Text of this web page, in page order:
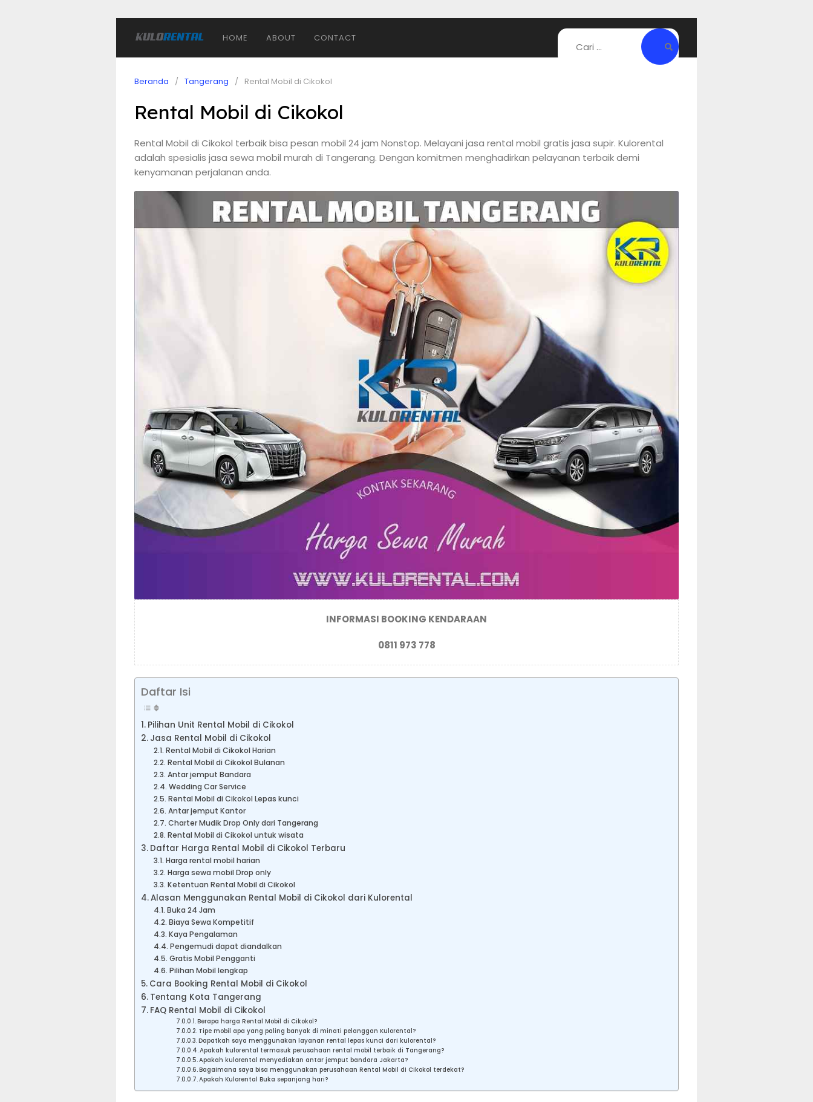
HOME ABOUT CONTACT
Beranda Tangerang Rental Mobil di Cikokol
Rental Mobil di Cikokol
Rental Mobil di Cikokol terbaik bisa pesan mobil 24 jam Nonstop. Melayani jasa rental mobil gratis jasa supir. Kulorental
adalah spesialis jasa sewa mobil murah di Tangerang. Dengan komitmen menghadirkan pelayanan terbaik demi
kenyamanan perjalanan anda.
INFORMASI BOOKING KENDARAAN
0811 973 778
Daftar Isi
Pilihan Unit Rental Mobil di Cikokol
Jasa Rental Mobil di Cikokol
Rental Mobil di Cikokol Harian
Rental Mobil di Cikokol Bulanan
Antar jemput Bandara
Wedding Car Service
Rental Mobil di Cikokol Lepas kunci
Antar jemput Kantor
Charter Mudik Drop Only dari Tangerang
Rental Mobil di Cikokol untuk wisata
Daftar Harga Rental Mobil di Cikokol Terbaru
Harga rental mobil harian
Harga sewa mobil Drop only
Ketentuan Rental Mobil di Cikokol
Alasan Menggunakan Rental Mobil di Cikokol dari Kulorental
Buka 24 Jam
Biaya Sewa Kompetitif
Kaya Pengalaman
Pengemudi dapat diandalkan
Gratis Mobil Pengganti
Pilihan Mobil lengkap
Cara Booking Rental Mobil di Cikokol
Tentang Kota Tangerang
FAQ Rental Mobil di Cikokol
Berapa harga Rental Mobil di Cikokol?
Tipe mobil apa yang paling banyak di minati pelanggan Kulorental?
Dapatkah saya menggunakan layanan rental lepas kunci dari kulorental?
Apakah kulorental termasuk perusahaan rental mobil terbaik di Tangerang?
Apakah kulorental menyediakan antar jemput bandara Jakarta?
Bagaimana saya bisa menggunakan perusahaan Rental Mobil di Cikokol terdekat?
Apakah Kulorental Buka sepanjang hari?